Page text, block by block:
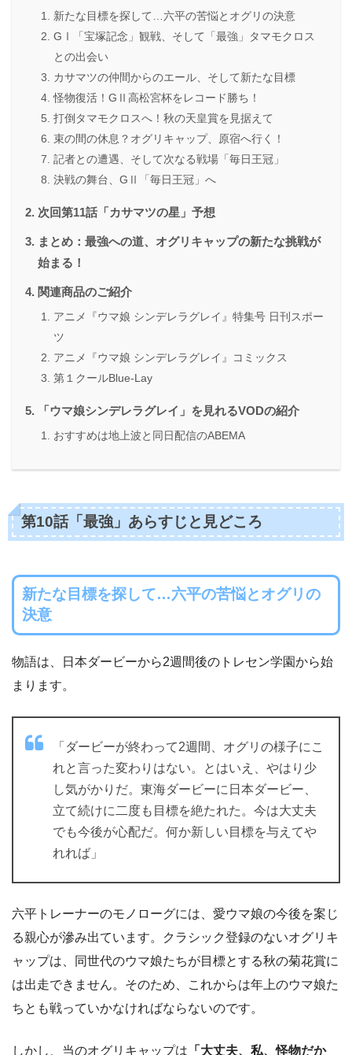
新たな目標を探して…六平の苦悩とオグリの決意
GⅠ「宝塚記念」観戦、そして「最強」タマモクロス
との出会い
カサマツの仲間からのエール、そして新たな目標
怪物復活！GⅡ高松宮杯をレコード勝ち！
打倒タマモクロスへ！秋の天皇賞を見据えて
束の間の休息？オグリキャップ、原宿へ行く！
記者との遭遇、そして次なる戦場「毎日王冠」
決戦の舞台、GⅡ「毎日王冠」へ
次回第11話「カサマツの星」予想
まとめ：最強への道、オグリキャップの新たな挑戦が
始まる！
関連商品のご紹介
アニメ『ウマ娘 シンデレラグレイ』特集号 日刊スポー
ツ
アニメ『ウマ娘 シンデレラグレイ』コミックス
第１クールBlue-Lay
「ウマ娘シンデレラグレイ」を見れるVODの紹介
おすすめは地上波と同日配信のABEMA
第10話「最強」あらすじと見どころ
新たな目標を探して…六平の苦悩とオグリの
決意
物語は、日本ダービーから2週間後のトレセン学園から始
まります。
「ダービーが終わって2週間、オグリの様子にこ
れと言った変わりはない。とはいえ、やはり少
し気がかりだ。東海ダービーに日本ダービー、
立て続けに二度も目標を絶たれた。今は大丈夫
でも今後が心配だ。何か新しい目標を与えてや
れれば」
六平トレーナーのモノローグには、愛ウマ娘の今後を案じ
る親心が滲み出ています。クラシック登録のないオグリキ
ャップは、同世代のウマ娘たちが目標とする秋の菊花賞に
は出走できません。そのため、これからは年上のウマ娘た
ちとも戦っていかなければならないのです。
しかし、当のオグリキャップは 「大丈夫、私、怪物だか